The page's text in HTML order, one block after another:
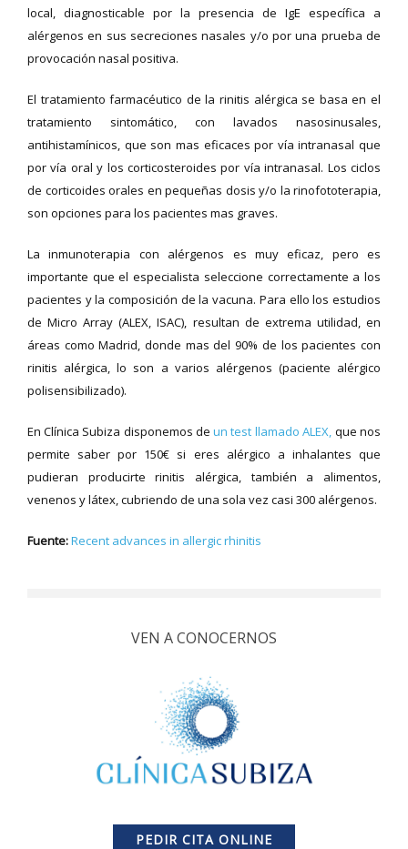
local, diagnosticable por la presencia de IgE específica a
alérgenos en sus secreciones nasales y/o por una prueba de
provocación nasal positiva.
El tratamiento farmacéutico de la rinitis alérgica se basa en el
tratamiento sintomático, con lavados nasosinusales,
antihistamínicos, que son mas eficaces por vía intranasal que
por vía oral y los corticosteroides por vía intranasal. Los ciclos
de corticoides orales en pequeñas dosis y/o la rinofototerapia,
son opciones para los pacientes mas graves.
La inmunoterapia con alérgenos es muy eficaz, pero es
importante que el especialista seleccione correctamente a los
pacientes y la composición de la vacuna. Para ello los estudios
de Micro Array (ALEX, ISAC), resultan de extrema utilidad, en
áreas como Madrid, donde mas del 90% de los pacientes con
rinitis alérgica, lo son a varios alérgenos (paciente alérgico
polisensibilizado).
En Clínica Subiza disponemos de un test llamado ALEX, que nos
permite saber por 150€ si eres alérgico a inhalantes que
pudieran producirte rinitis alérgica, también a alimentos,
venenos y látex, cubriendo de una sola vez casi 300 alérgenos.
Fuente:Recent advances in allergic rhinitis
VEN A CONOCERNOS
PEDIR CITA ONLINE